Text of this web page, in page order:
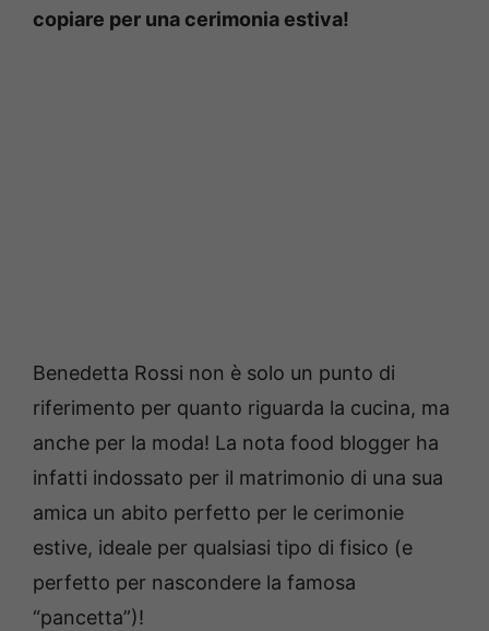
copiare per una cerimonia estiva!
Benedetta Rossi non è solo un punto di
riferimento per quanto riguarda la cucina, ma
anche per la moda! La nota food blogger ha
infatti indossato per il matrimonio di una sua
amica un abito perfetto per le cerimonie
estive, ideale per qualsiasi tipo di fisico (e
perfetto per nascondere la famosa
“pancetta”)!